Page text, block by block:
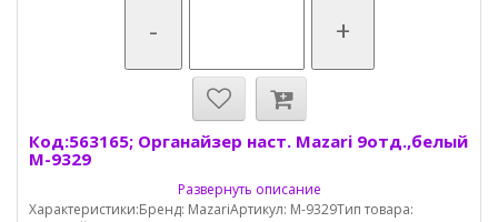
- +
Код:563165; Органайзер наст. Mazari 9отд.,белый
M-9329
Развернуть описание
Характеристики:Бренд: MazariАртикул: М-9329Тип товара: